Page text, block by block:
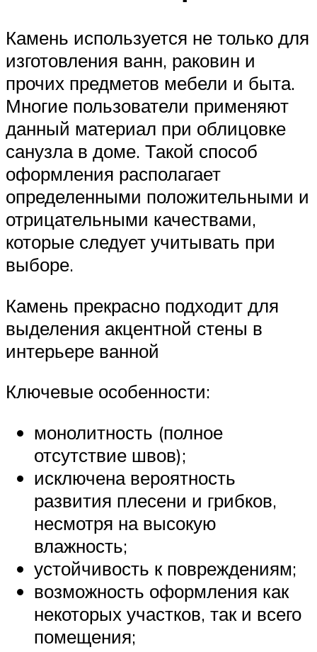
Камень используется не только для
изготовления ванн, раковин и
прочих предметов мебели и быта.
Многие пользователи применяют
данный материал при облицовке
санузла в доме. Такой способ
оформления располагает
определенными положительными и
отрицательными качествами,
которые следует учитывать при
выборе.
Камень прекрасно подходит для
выделения акцентной стены в
интерьере ванной
Ключевые особенности:
монолитность (полное
отсутствие швов);
исключена вероятность
развития плесени и грибков,
несмотря на высокую
влажность;
устойчивость к повреждениям;
возможность оформления как
некоторых участков, так и всего
помещения;